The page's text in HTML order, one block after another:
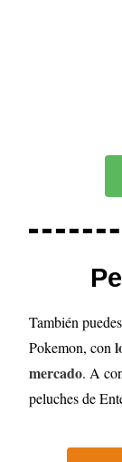
También
Pokemon, con
mercado. A
peluches de